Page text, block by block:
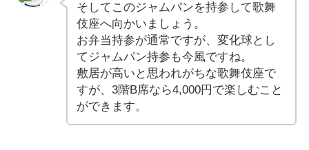
そしてこのジャムパンを持参して歌舞
伎座へ向かいましょう。
お弁当持参が通常ですが、変化球とし
てジャムパン持参も今風ですね。
敷居が高いと思われがちな歌舞伎座で
すが、3階B席なら4,000円で楽しむこと
ができます。